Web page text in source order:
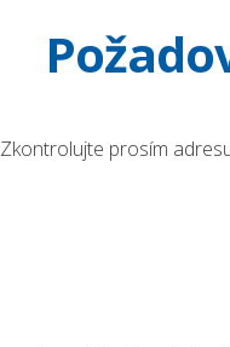
Zkontrolujte prosím